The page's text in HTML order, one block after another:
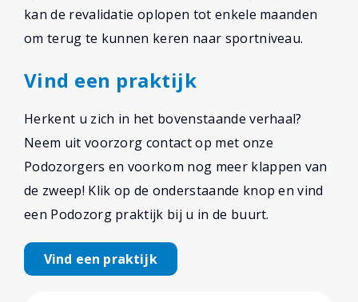
kan de revalidatie oplopen tot enkele maanden
om terug te kunnen keren naar sportniveau.
Vind een praktijk
Herkent u zich in het bovenstaande verhaal?
Neem uit voorzorg contact op met onze
Podozorgers en voorkom nog meer klappen van
de zweep! Klik op de onderstaande knop en vind
een Podozorg praktijk bij u in de buurt.
Vind een praktijk